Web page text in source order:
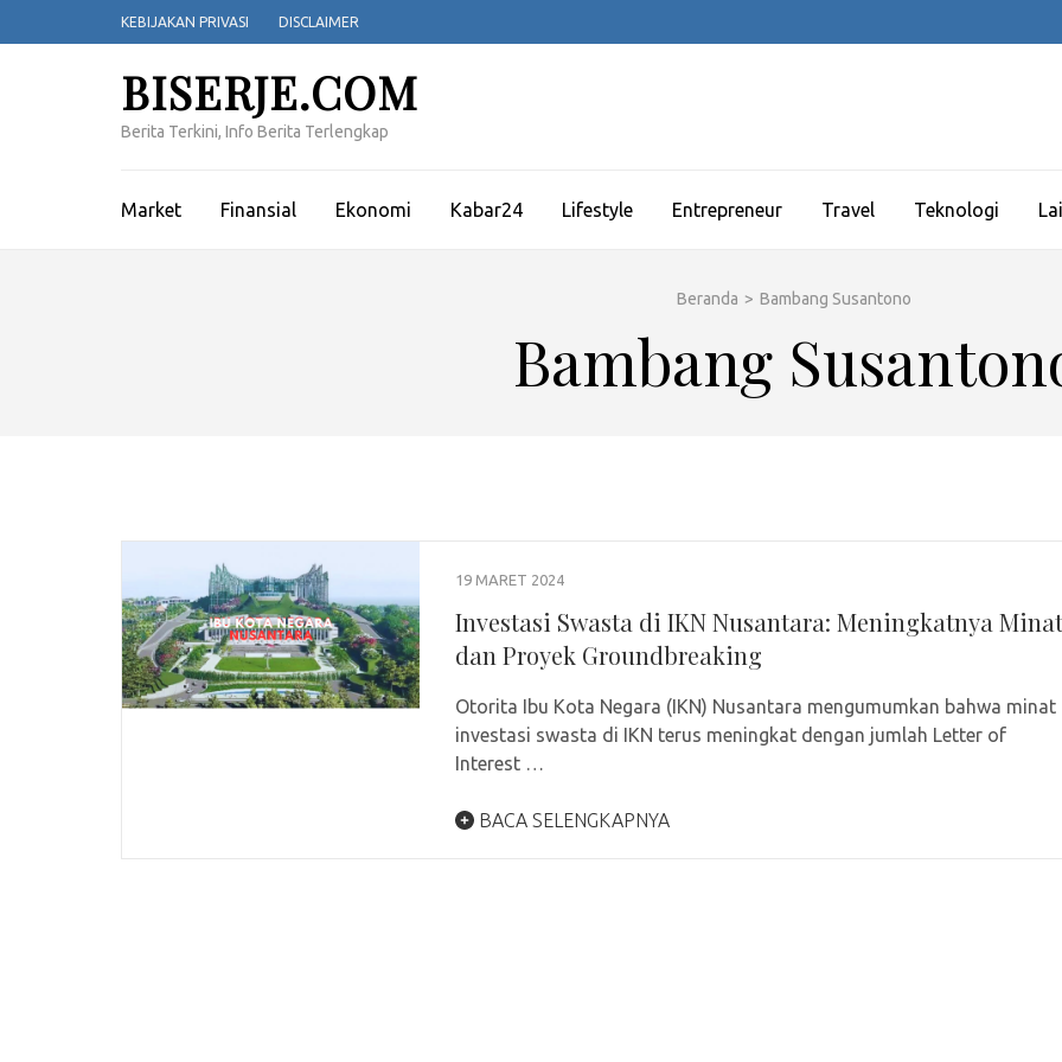
ke
KEBIJAKAN PRIVASI DISCLAIMER
BISERJE.COM
Berita Terkini, Info Berita Terlengkap
Market Finansial Ekonomi Kabar24 Lifestyle Entrepreneur Travel Teknologi
Beranda > Bambang Susantono
Bambang
19 MARET 2024
Investasi Swasta di IKN Nusantara: Meningkatnya Minat
dan Proyek Groundbreaking
Otorita Ibu Kota Negara (IKN) Nusantara mengumumkan bahwa minat
investasi swasta di IKN terus meningkat dengan jumlah Letter of
Interest …
BACA SELENGKAPNYA